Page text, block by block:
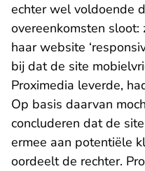
echter wel voldoende
overeenkomsten
haar website
bij dat de site
Proximedia leverde,
Op basis daarvan
concluderen dat de
ermee aan potentiële
oordeelt de rechter.